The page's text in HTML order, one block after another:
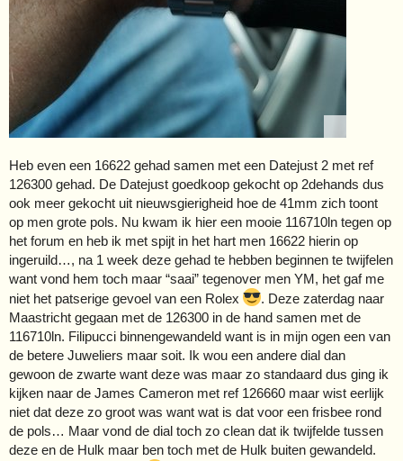
Heb even een 16622 gehad samen met een Datejust 2 met ref
126300 gehad. De Datejust goedkoop gekocht op 2dehands dus
ook meer gekocht uit nieuwsgierigheid hoe de 41mm zich toont
op men grote pols. Nu kwam ik hier een mooie 116710ln tegen op
het forum en heb ik met spijt in het hart men 16622 hierin op
ingeruild…, na 1 week deze gehad te hebben beginnen te twijfelen
want vond hem toch maar “saai” tegenover men YM, het gaf me
niet het patserige gevoel van een Rolex
. Deze zaterdag naar
Maastricht gegaan met de 126300 in de hand samen met de
116710ln. Filipucci binnengewandeld want is in mijn ogen een van
de betere Juweliers maar soit. Ik wou een andere dial dan
gewoon de zwarte want deze was maar zo standaard dus ging ik
kijken naar de James Cameron met ref 126660 maar wist eerlijk
niet dat deze zo groot was want wat is dat voor een frisbee rond
de pols… Maar vond de dial toch zo clean dat ik twijfelde tussen
deze en de Hulk maar ben toch met de Hulk buiten gewandeld.